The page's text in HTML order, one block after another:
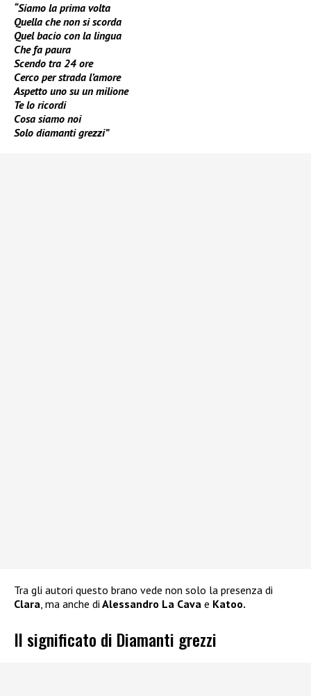
“Siamo la prima volta
Quella che non si scorda
Quel bacio con la lingua
Che fa paura
Scendo tra 24 ore
Cerco per strada l’amore
Aspetto uno su un milione
Te lo ricordi
Cosa siamo noi
Solo diamanti grezzi”
Tra gli autori questo brano vede non solo la presenza di
Clara, ma anche di Alessandro La Cava e Katoo.
Il significato di Diamanti grezzi